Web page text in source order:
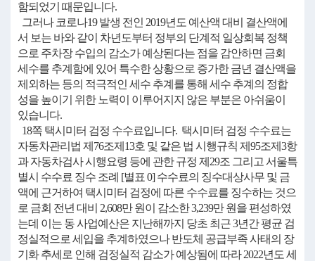
함되었기 때문입니다.
그러나 코로나19 발생 전인 2019년도 예산액 대비 결산액에
서 보는 바와 같이 차년도부터 정부의 단계적 일상회복 정책
으로 주차장 수입의 감소가 예상된다는 점을 감안하면 금회
세수를 추계함에 있어 특수한 상황으로 증가한 금년 결산액을
제외하는 등의 적극적인 세수 추계를 통해 세수 추계의 정합
성을 높이기 위한 노력이 이루어지지 않은 부분은 아쉬움이
있습니다.
18쪽 택시미터 검정 수수료입니다. 택시미터 검정 수수료는
자동차관리법 제76조제13호 및 같은 법 시행규칙 제95조제3항
과 자동차검사 시행요령 등에 관한 규정 제29조 그리고 서울특
별시 수수료 징수 조례 [별표 0] 수수료의 징수대상사무 및 금
액에 근거하여 택시미터 검정에 따른 수수료를 징수하는 것으
로 금회 전년 대비 2,608만 원이 감소한 3,239만 원을 편성하였
는데 이는 동 사업예산은 지난해까지 당초 최근 3년간 평균 검
정실적으로 세입을 추계하였으나 반도체 공급부족 사태의 장
기화 추세로 인해 검정실적 감소가 예상됨에 따라 2022년도 세